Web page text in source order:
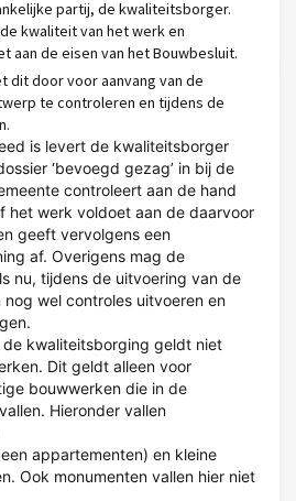
partij, de kwaliteitsborger.
kwaliteit van het werk en
de eisen van het Bouwbesluit.
dit door voor aanvang van de
te controleren en tijdens de
is levert de kwaliteitsborger
‘bevoegd gezag’ in bij de
controleert aan de hand
het werk voldoet aan de daarvoor
geeft vervolgens een
af. Overigens mag de
nu, tijdens de uitvoering van de
wel controles uitvoeren en
de kwaliteitsborging geldt niet
Dit geldt alleen voor
bouwwerken die in de
Hieronder vallen
appartementen) en kleine
Ook monumenten vallen hier niet